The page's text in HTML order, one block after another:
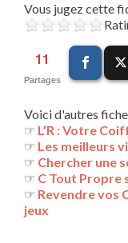
Vous jugez cette
11
Partages
Voici d'autres
☞ L’R : Votre
☞ Les meilleurs
☞ Chercher une
☞ C Tout Propre
☞ Revendre vos
jeux